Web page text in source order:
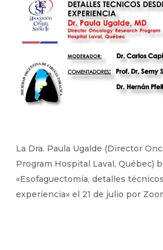
La Dra. Paula Ugalde (Director
Program Hospital Laval, Québec)
«Esofaguectomía, detalles
experiencia» el 21 de julio por